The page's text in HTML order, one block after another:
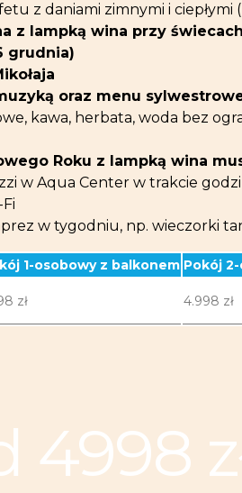
z daniami zimnymi i ciepłymi
z lampką wina przy
grudnia)
oraz menu
kawa, herbata, woda bez
Roku z lampką wina
w Aqua Center w trakcie
w tygodniu, np. wieczorki
1-osobowy z balkonem Pokój
zł 4.998 zł
4998